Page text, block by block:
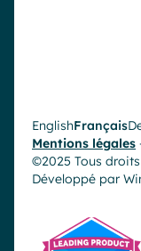
EnglishFrançais
Mentions légales
©2025 Tous
Développé par